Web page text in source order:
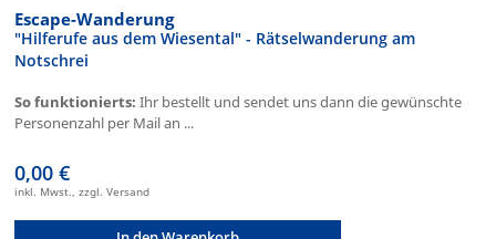
Escape-Wanderung
"Hilferufe aus dem Wiesental" - Rätselwanderung am
Notschrei
So funktionierts: Ihr bestellt und sendet uns dann die gewünschte
Personenzahl per Mail an ...
0,00 €
inkl. Mwst., zzgl. Versand